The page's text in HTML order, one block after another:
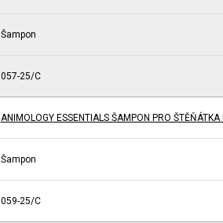
Šampon
057-25/C
ANIMOLOGY ESSENTIALS ŠAMPON PRO
Šampon
059-25/C